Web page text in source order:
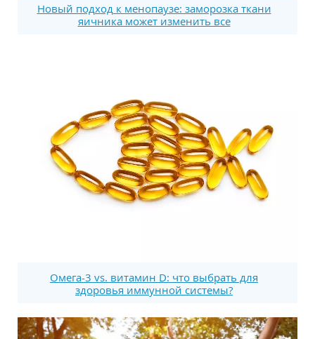
Новый подход к менопаузе: заморозка ткани
яичника может изменить все
Омега-3 vs. витамин D: что выбрать для
здоровья иммунной системы?